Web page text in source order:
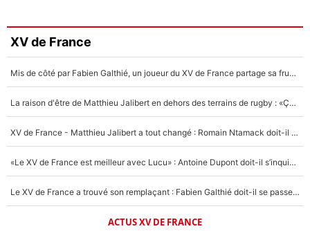
XV de France
Mis de côté par Fabien Galthié, un joueur du XV de France partage sa frustration : «ils ne me l’ont pas dit tout de suite»
La raison d'être de Matthieu Jalibert en dehors des terrains de rugby : «Ça m'atteint autant que si tu touches à un membre de ma famille»
XV de France - Matthieu Jalibert a tout changé : Romain Ntamack doit-il s’inquiéter pour sa place à un an de la Coupe du monde ?
«Le XV de France est meilleur avec Lucu» : Antoine Dupont doit-il s’inquiéter pour sa place ?
Le XV de France a trouvé son remplaçant : Fabien Galthié doit-il se passer d'Antoine Dupont ?
ACTUS XV DE FRANCE